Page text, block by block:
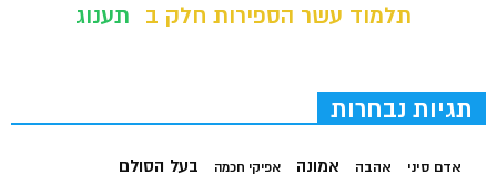
תלמוד עשר הספירות חלק ב
תענוג
תגיות נבחרות
אדם סיני אהבה אמונה אפיקי חכמה בעל הסולם